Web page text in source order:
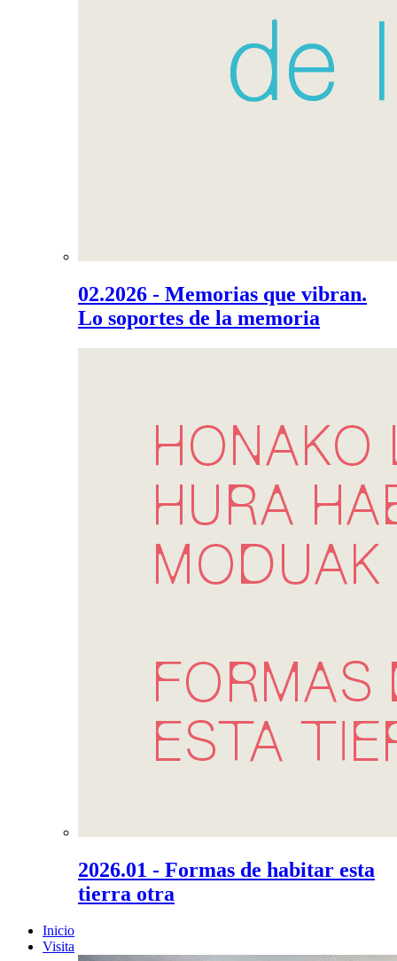
02.2026 - Memorias que vibran.
Lo soportes de la memoria
2026.01 - Formas de habitar esta
tierra otra
Inicio
Visita